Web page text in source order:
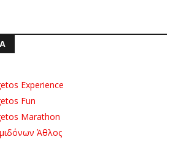
Experience
Fun
Marathon
Άθλος